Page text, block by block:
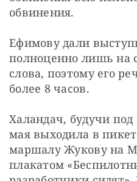
обвинения.
Ефимову дали
полноценно лишь на
слова, поэтому его
более 8 часов.
Халандач, будучи
мая выходила в
маршалу Жукову на
плакатом